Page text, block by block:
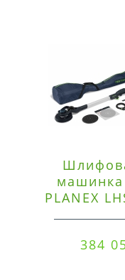
PLANEX
384